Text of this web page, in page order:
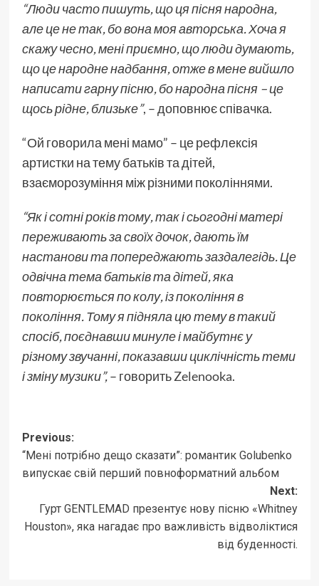
“Люди часто пишуть, що ця пісня народна,
але це не так, бо вона моя авторська. Хоча я
скажу чесно, мені приємно, що люди думають,
що це народне надбання, отже в мене вийшло
написати гарну пісню, бо народна пісня – це
щось рідне, близьке”, – доповнює співачка.
“Ой говорила мені мамо” – це рефлексія
артистки на тему батьків та дітей,
взаєморозуміння між різними поколіннями.
“Як і сотні років тому, так і сьогодні матері
переживають за своїх дочок, дають їм
настанови та попереджають заздалегідь. Це
одвічна тема батьків та дітей, яка
повторюється по колу, із покоління в
покоління. Тому я підняла цю тему в такий
спосіб, поєднавши минуле і майбутнє у
різному звучанні, показавши циклічність теми
і зміну музики”,– говоритьZelenooka.
Post
navigation
Previous:
“Мені потрібно дещо сказати”: романтик Golubenko
випускає свій перший повноформатний альбом
Next:
Гурт GENTLEMAD презентує нову пісню «Whitney
Houston», яка нагадає про важливість відволіктися
від буденності.